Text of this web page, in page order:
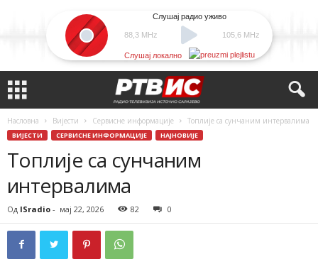
88,3 MHz
Слушај радио уживо
105,6 MHz
Слушај локално
Насловна Вијести Сервисне информације Топлије са сунчаним интервалима
ВИЈЕСТИ СЕРВИСНЕ ИНФОРМАЦИЈЕ НАЈНОВИЈЕ
Топлије са сунчаним
интервалима
Од ISradio - мај 22, 2026 82 0